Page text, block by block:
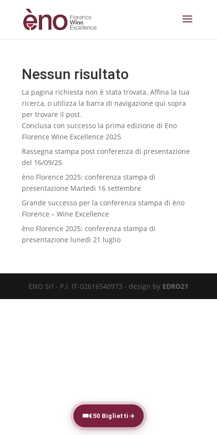
Nessun risultato
La pagina richiesta non è stata trovata. Affina la tua
ricerca, o utilizza la barra di navigazione qui sopra
per trovare il post.
Conclusa con successo la prima edizione di Eno
Florence Wine Excellence 2025
Rassegna stampa post conferenza di presentazione
del 16/09/25
èno Florence 2025: conferenza stampa di
presentazione Martedi 16 settembre
Grande successo per la conferenza stampa di èno
Florence – Wine Excellence
èno Florence 2025: conferenza stampa di
presentazione lunedì 21 luglio
ENO Srl - P.I. IT-02616540973 - design by EDRO21
🎟€50 Biglietti →